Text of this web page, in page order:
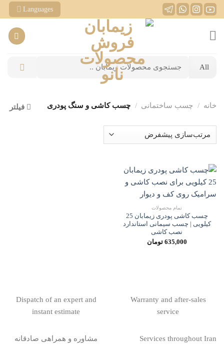
Skip
to
content
Languages
برای:
خانه / چسب ساختمانی / چسب کاشی و سنگ پودری فیلتر
تمام محصولات
چسب کاشی پودری زیمابان 25
کیلویی | چسب سیمانی استاندارد
نصب کاشی
635,000 تومان
Warranty and after-sales
service
Dispatch of an expert and
instant estimate
Services throughout Iran مشاوره و همراهی صادقانه